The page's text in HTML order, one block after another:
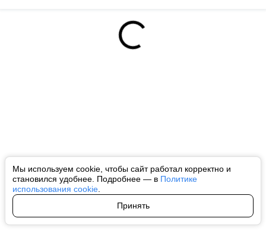
Мы используем cookie, чтобы сайт работал корректно и
становился удобнее. Подробнее — в Политике
использования cookie
Принять